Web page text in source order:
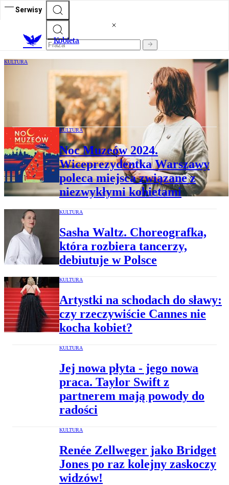
Serwisy
Kobieta
KULTURA
Czas na zdominowane przez mężczyzn
"amatorki". Unikatowa wystawa w
Wielkiej Brytanii
KULTURA
Noc Muzeów 2024.
Wiceprezydentka Warszawy
poleca miejsca związane z
niezwykłymi kobietami
KULTURA
Sasha Waltz. Choreografka,
która rozbiera tancerzy,
debiutuje w Polsce
KULTURA
Artystki na schodach do sławy:
czy rzeczywiście Cannes nie
kocha kobiet?
KULTURA
Jej nowa płyta - jego nowa
praca. Taylor Swift z
partnerem mają powody do
radości
KULTURA
Renée Zellweger jako Bridget
Jones po raz kolejny zaskoczy
widzów!